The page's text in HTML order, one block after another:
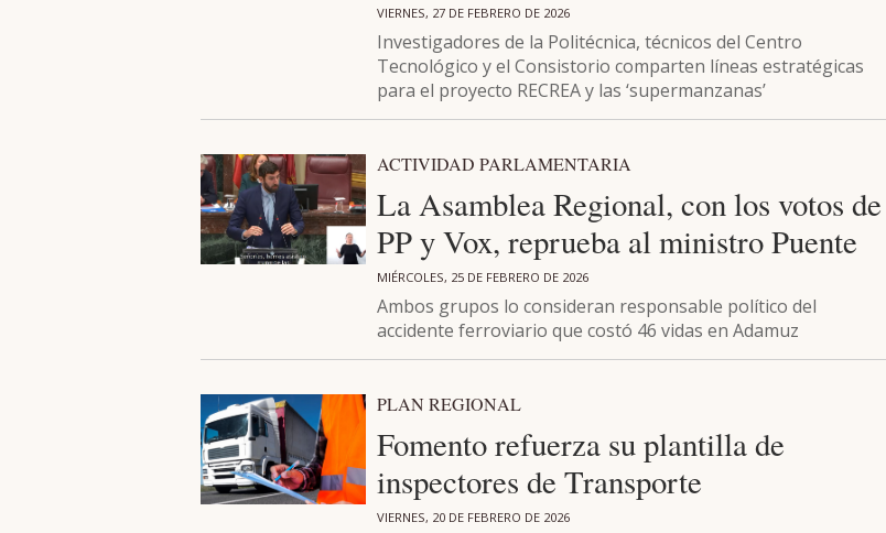
VIERNES, 27 DE FEBRERO DE 2026
Investigadores de la Politécnica, técnicos del Centro
Tecnológico y el Consistorio comparten líneas estratégicas
para el proyecto RECREA y las ‘supermanzanas’
ACTIVIDAD PARLAMENTARIA
La Asamblea Regional, con los votos de
PP y Vox, reprueba al ministro Puente
MIÉRCOLES, 25 DE FEBRERO DE 2026
Ambos grupos lo consideran responsable político del
accidente ferroviario que costó 46 vidas en Adamuz
PLAN REGIONAL
Fomento refuerza su plantilla de
inspectores de Transporte
VIERNES, 20 DE FEBRERO DE 2026